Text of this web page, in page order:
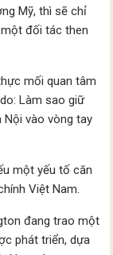
Mỹ, thì sẽ chỉ
đối tác then
mối quan tâm
Làm sao giữ
Nội vào vòng tay
một yếu tố căn
Việt Nam.
đang trao một
phát triển, dựa